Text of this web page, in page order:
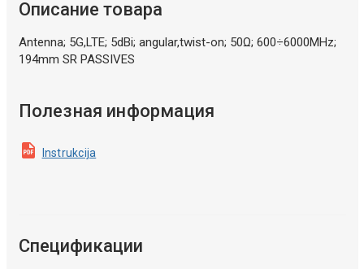
Описание товара
Antenna; 5G,LTE; 5dBi; angular,twist-on; 50Ω; 600÷6000MHz;
194mm SR PASSIVES
Полезная информация
Instrukcija
Спецификации